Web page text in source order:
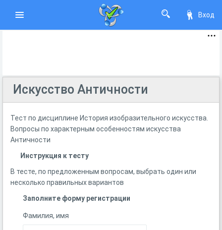
Вход
Искусство Античности
Тест по дисциплине История изобразительного искусства.
Вопросы по характерным особенностям искусства
Античности
Инструкция к тесту
В тесте, по предложенным вопросам, выбрать один или
несколько правильных вариантов
Заполните форму регистрации
Фамилия, имя